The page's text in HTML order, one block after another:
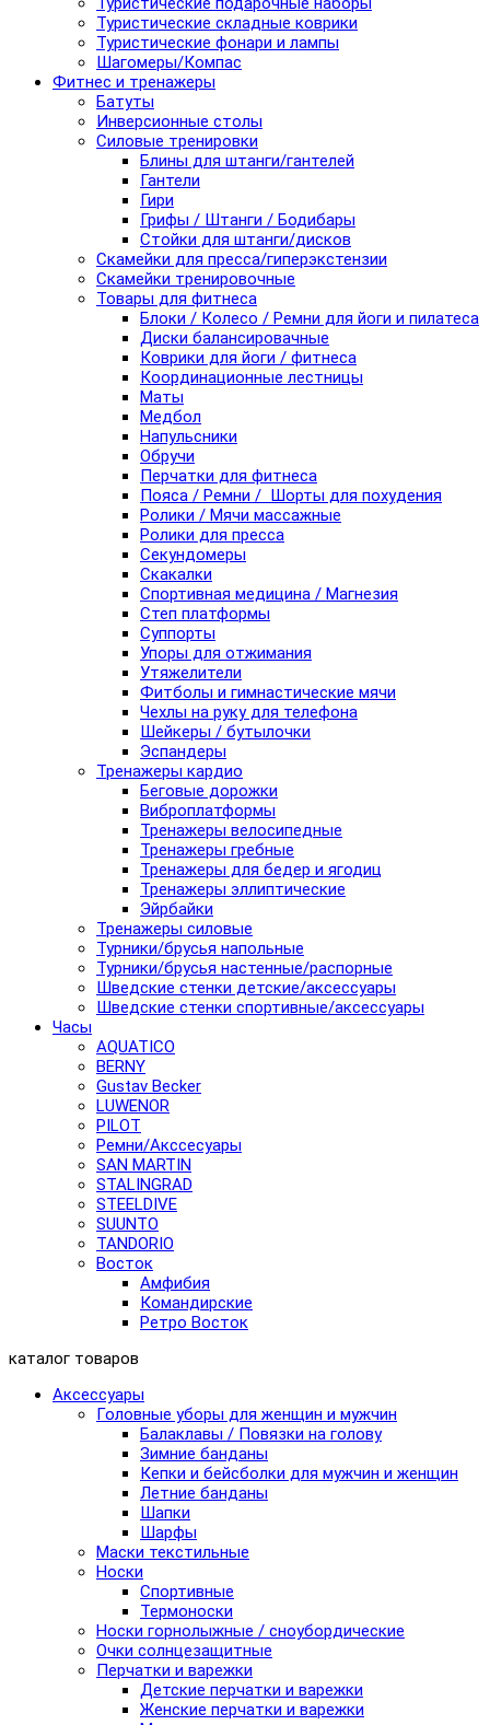
Туристические складные коврики
Туристические фонари и лампы
Шагомеры/Компас
Фитнес и тренажеры
Батуты
Инверсионные столы
Силовые тренировки
Блины для штанги/гантелей
Гантели
Гири
Грифы / Штанги / Бодибары
Стойки для штанги/дисков
Скамейки для пресса/гиперэкстензии
Скамейки тренировочные
Товары для фитнеса
Блоки / Колесо / Ремни для йоги и пилатеса
Диски балансировачные
Коврики для йоги / фитнеса
Координационные лестницы
Маты
Медбол
Напульсники
Обручи
Перчатки для фитнеса
Пояса / Ремни / Шорты для похудения
Ролики / Мячи массажные
Ролики для пресса
Секундомеры
Скакалки
Спортивная медицина / Магнезия
Степ платформы
Суппорты
Упоры для отжимания
Утяжелители
Фитболы и гимнастические мячи
Чехлы на руку для телефона
Шейкеры / бутылочки
Эспандеры
Тренажеры кардио
Беговые дорожки
Виброплатформы
Тренажеры велосипедные
Тренажеры гребные
Тренажеры для бедер и ягодиц
Тренажеры эллиптические
Эйрбайки
Тренажеры силовые
Турники/брусья напольные
Турники/брусья настенные/распорные
Шведские стенки детские/аксессуары
Шведские стенки спортивные/аксессуары
Часы
AQUATICO
BERNY
Gustav Becker
LUWENOR
PILOT
Pемни/Акссесуары
SAN MARTIN
STALINGRAD
STEELDIVE
SUUNTO
TANDORIO
Восток
Амфибия
Командирские
Ретро Восток
каталог товаров
Аксессуары
Головные уборы для женщин и мужчин
Балаклавы / Повязки на голову
Зимние банданы
Кепки и бейсболки для мужчин и женщин
Летние банданы
Шапки
Шарфы
Маски текстильные
Носки
Спортивные
Термоноски
Носки горнолыжные / сноубордические
Очки солнцезащитные
Перчатки и варежки
Детские перчатки и варежки
Женские перчатки и варежки